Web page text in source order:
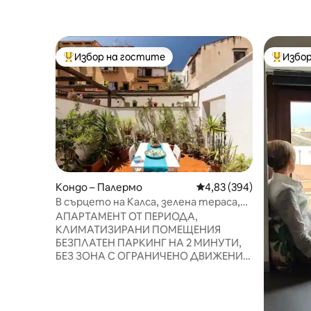
Най-популярен избор на гостите
Избор на гостите
Кондо – Палермо Средна оценка: 4,83
4,83 (394)
В сърцето на Калса, зелена тераса,
безплатен паркинг
АПАРТАМЕНТ ОТ ПЕРИОДА,
КЛИМАТИЗИРАНИ ПОМЕЩЕНИЯ
БЕЗПЛАТЕН ПАРКИНГ НА 2 МИНУТИ,
БЕЗ ЗОНА С ОГРАНИЧЕНО ДВИЖЕНИЕ
Най-